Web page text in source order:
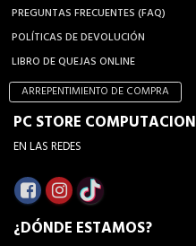
PREGUNTAS FRECUENTES (FAQ)
POLÍTICAS DE DEVOLUCIÓN
LIBRO DE QUEJAS ONLINE
ARREPENTIMIENTO DE COMPRA
PC STORE COMPUTACION
EN LAS REDES
¿DÓNDE ESTAMOS?